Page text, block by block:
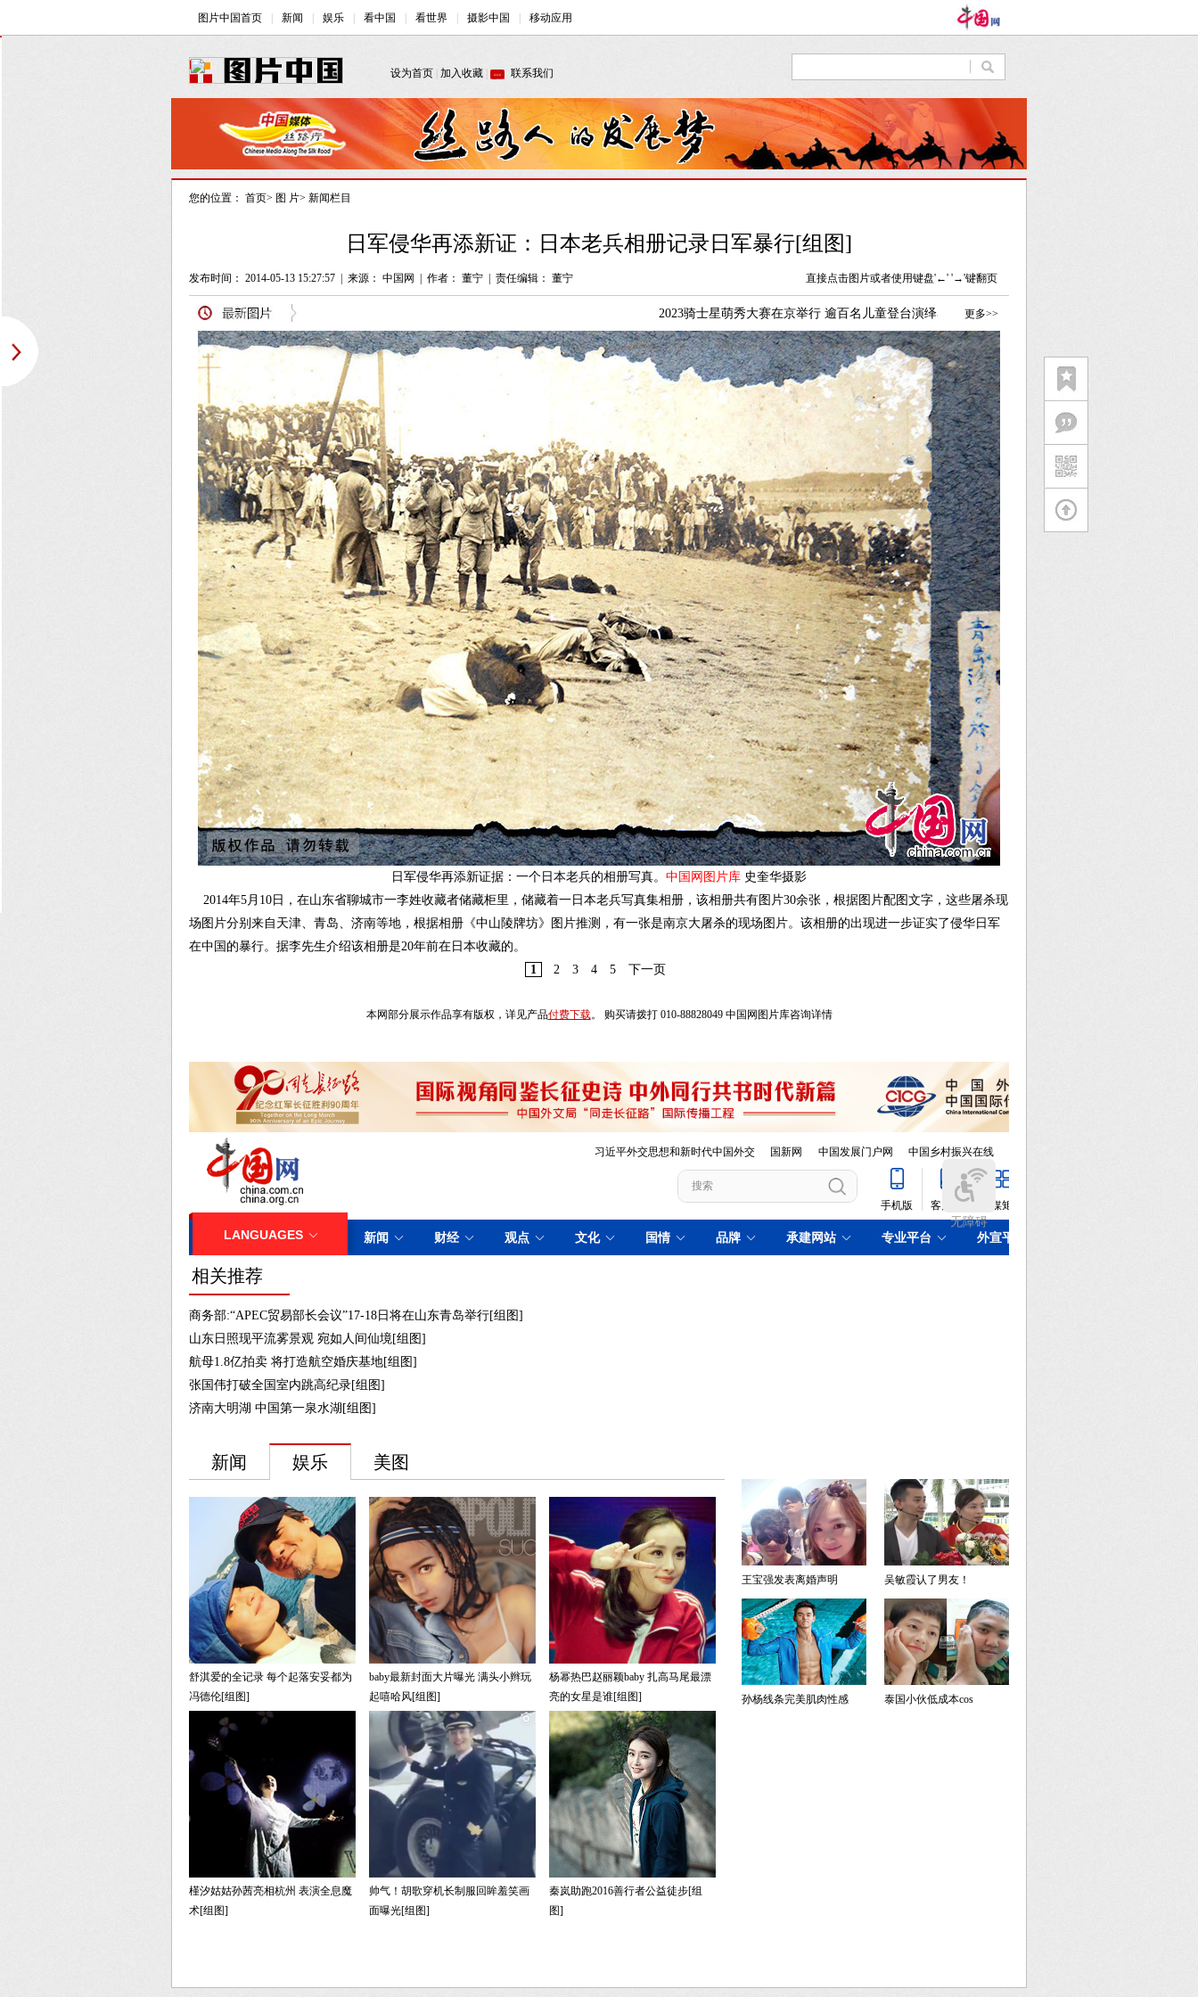
您的位置： 首页> 图 片> 新闻栏目
日军侵华再添新证：日本老兵相册记录日军暴行[组图]
发布时间： 2014-05-13 15:27:57 来源： 中国网 作者： 董宁 责任编辑： 董宁 直接点击图片或者使用键盘'←' '→'键翻页
日军侵华再添新证据：一个日本老兵的相册写真。 中国网图片库 史奎华摄影
2014年5月10日，在山东省聊城市一李姓收藏者储藏柜里，储藏着一日本老兵写真集相册，该相册共有图片30余张，根据图片配图文字，这些屠杀现
场图片分别来自天津、青岛、济南等地，根据相册《中山陵牌坊》图片推测，有一张是南京大屠杀的现场图片。该相册的出现进一步证实了侵华日军
在中国的暴行。据李先生介绍该相册是20年前在日本收藏的。
1
2 3 4 5 下一页
本网部分展示作品享有版权，详见产品付费下载。 购买请拨打 010-88828049 中国网图片库咨询详情
相关推荐
商务部:“APEC贸易部长会议”17-18日将在山东青岛举行[组图]
山东日照现平流雾景观 宛如人间仙境[组图]
航母1.8亿拍卖 将打造航空婚庆基地[组图]
张国伟打破全国室内跳高纪录[组图]
济南大明湖 中国第一泉水湖[组图]